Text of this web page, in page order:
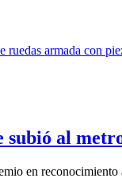
subió al
en